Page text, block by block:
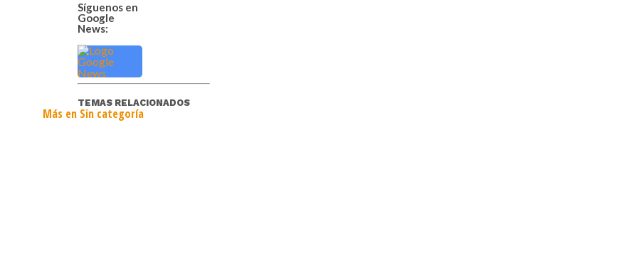
Síguenos en
Google
News:
TEMAS RELACIONADOS
Más en Sin categoría